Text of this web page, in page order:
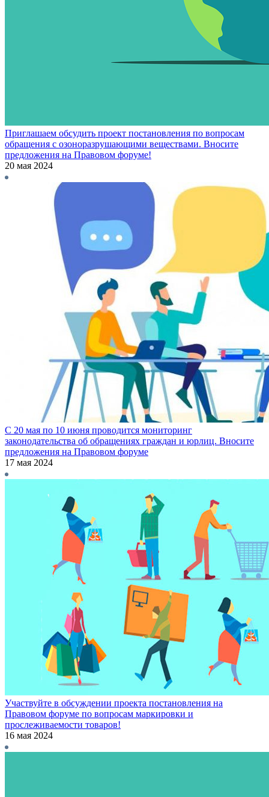
Приглашаем обсудить проект постановления по вопросам
обращения с озоноразрушающими веществами. Вносите
предложения на Правовом форуме!
20 мая 2024
С 20 мая по 10 июня проводится мониторинг
законодательства об обращениях граждан и юрлиц. Вносите
предложения на Правовом форуме
17 мая 2024
Участвуйте в обсуждении проекта постановления на
Правовом форуме по вопросам маркировки и
прослеживаемости товаров!
16 мая 2024